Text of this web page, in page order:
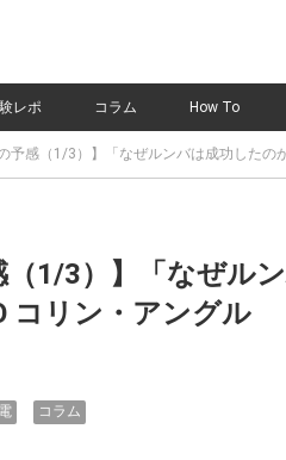
レポ コラム How To
の予感（1/3）】「なぜルンバは成功した
（1/3）】「なぜル
コリン・アングル
コラム